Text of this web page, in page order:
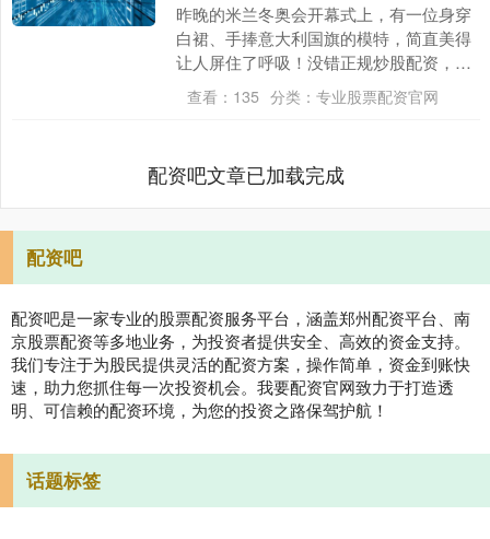
昨晚的米兰冬奥会开幕式上，有一位身穿
白裙、手捧意大利国旗的模特，简直美得
让人屏住了呼吸！没错正规炒股配资，她
就是小李子27岁那位超模女友——维多利
亚·切蕾蒂（V....
查看： 135 分类： 专业股票配资官网
配资吧文章已加载完成
配资吧
配资吧是一家专业的股票配资服务平台，涵盖郑州配资平台、南
京股票配资等多地业务，为投资者提供安全、高效的资金支持。
我们专注于为股民提供灵活的配资方案，操作简单，资金到账快
速，助力您抓住每一次投资机会。我要配资官网致力于打造透
明、可信赖的配资环境，为您的投资之路保驾护航！
话题标签